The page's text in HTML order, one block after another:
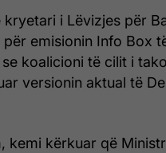
i Lëvizjes për
emisionin Info Box
koalicioni të cilit i
versionin aktual të
kemi kërkuar që